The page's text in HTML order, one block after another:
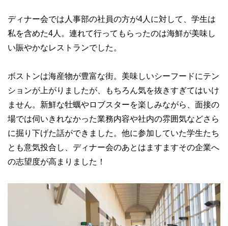
ディナー会では人事部の社員の方が4人に対して、学生は
私を含めた4人。連れて行ってもらったのは海鮮が美味し
い賑やかなレストランでした。
ボストンは海産物が豊富な街。美味しいシーフードにテン
ションが上がりましたが、もちろん気を抜きすぎてはいけ
ません。新鮮な牡蠣やロブスターを楽しみながら、面接の
場では伺いきれなかった業務内容や社内の雰囲気などさら
に掘り下げた話ができました。他に参加していた学生たち
とも意気投合し、ディナー会のあとはますますその企業へ
の志望度が高まりました！